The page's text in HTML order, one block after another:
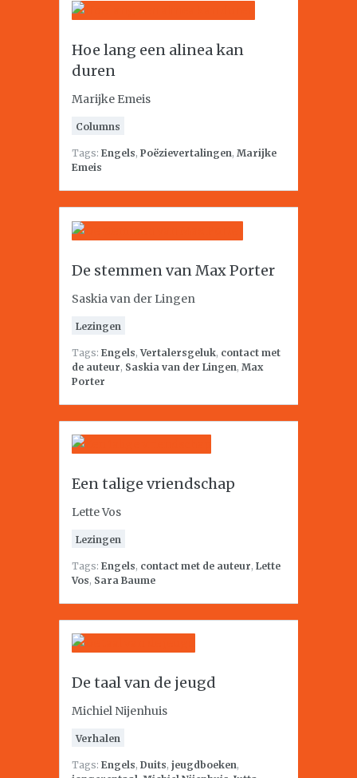
Hoe lang een alinea kan
duren
Marijke Emeis
Columns
Tags: Engels, Poëzievertalingen, Marijke
Emeis
De stemmen van Max Porter
Saskia van der Lingen
Lezingen
Tags: Engels,Vertalersgeluk, contact met
de auteur, Saskia van der Lingen, Max
Porter
Een talige vriendschap
Lette Vos
Lezingen
Tags: Engels, contact met de auteur, Lette
Vos, Sara Baume
De taal van de jeugd
Michiel Nijenhuis
Verhalen
Tags: Engels, Duits, jeugdboeken,